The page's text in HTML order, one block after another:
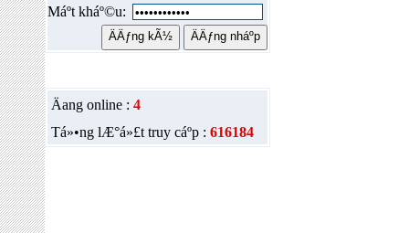
Máº­t kháº©u:
Äang online : 4
Tá»•ng lÆ°á»£t truy cáº­p : 616184